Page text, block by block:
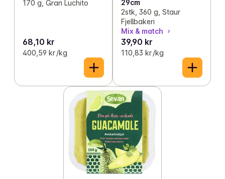
170 g, Gran Luchito
68,10 kr
400,59 kr /kg
29cm
2stk, 360 g, Staur
Fjellbakeri
Mix & match
39,90 kr
110,83 kr /kg